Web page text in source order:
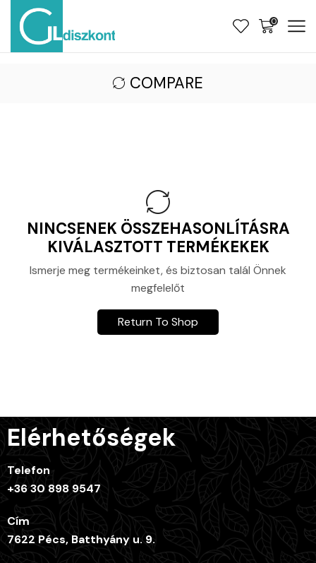
0
COMPARE
NINCSENEK ÖSSZEHASONLÍTÁSRA
KIVÁLASZTOTT TERMÉKEKEK
Ismerje meg termékeinket, és biztosan talál Önnek
megfelelőt
Return To Shop
Elérhetőségek
Telefon
+36 30 898 9547
Cím
7622 Pécs, Batthyány u. 9.